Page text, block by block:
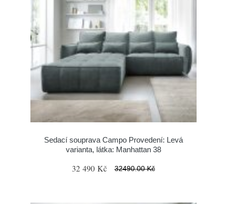
Sedací souprava Campo Provedení: Levá
varianta, látka: Manhattan 38
32 490 Kč 32490.00 Kč